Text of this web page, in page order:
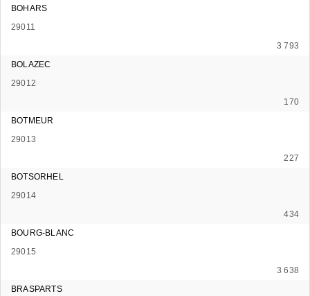
BOHARS
29011
3 793
BOLAZEC
29012
170
BOTMEUR
29013
227
BOTSORHEL
29014
434
BOURG-BLANC
29015
3 638
BRASPARTS